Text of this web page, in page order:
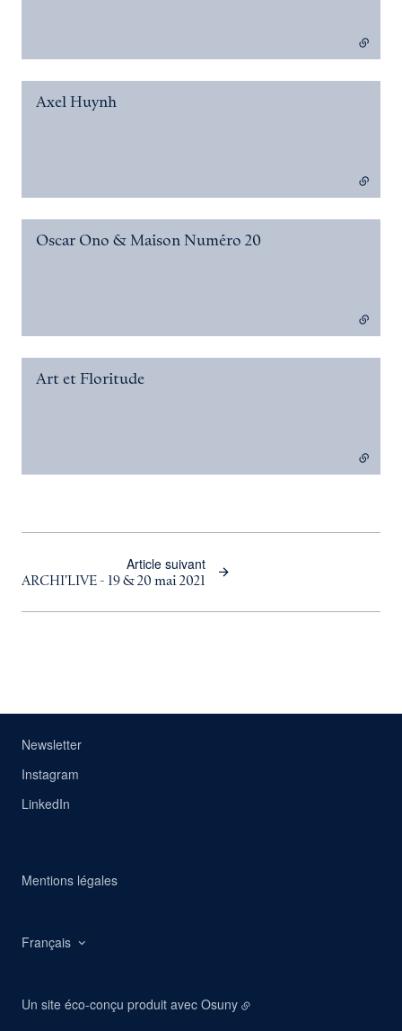
Axel Huynh
Oscar Ono & Maison Numéro 20
Art et Floritude
Article suivant
ARCHI'LIVE - 19 & 20 mai 2021
Newsletter
Instagram
LinkedIn
Mentions légales
Français
Un site éco-conçu produit avec Osuny